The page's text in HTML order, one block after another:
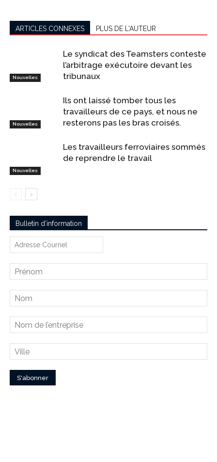
ARTICLES CONNEXES PLUS DE L'AUTEUR
Nouvelles
Le syndicat des Teamsters conteste
l’arbitrage exécutoire devant les
tribunaux
Nouvelles
Ils ont laissé tomber tous les
travailleurs de ce pays, et nous ne
resterons pas les bras croisés.
Nouvelles
Les travailleurs ferroviaires sommés
de reprendre le travail
Bulletin d’information